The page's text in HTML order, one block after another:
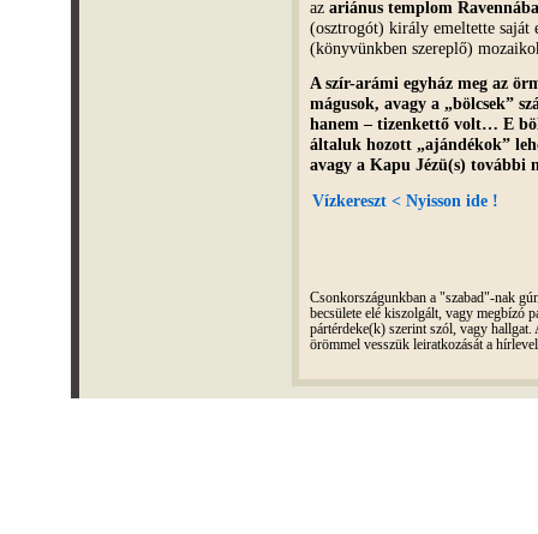
azariánus templom
(osztrogót) király emeltette saját
(könyvünkben szereplő)
A szír-arámi egyház meg az
mágusok, avagy a „bölcsek”
hanem – tizenkettő volt… E
általuk hozott „ajándékok”
avagy a Kapu Jézü(s)
Vízkereszt < Nyisson ide !
Csonkországunkban a "szabad"-nak
becsülete elé kiszolgált, vagy megbízó
pártérdeke(k) szerint szól, vagy
örömmel vesszük leiratkozását a